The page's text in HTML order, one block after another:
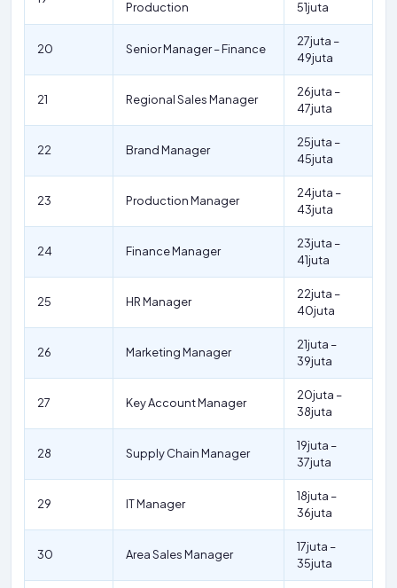
Production
51juta
20 Senior Manager – Finance
27juta –
49juta
21 Regional Sales Manager
26juta –
47juta
22 Brand Manager
25juta –
45juta
23 Production Manager
24juta –
43juta
24 Finance Manager
23juta –
41juta
25 HR Manager
22juta –
40juta
26 Marketing Manager
21juta –
39juta
27 Key Account Manager
20juta –
38juta
28 Supply Chain Manager
19juta –
37juta
29 IT Manager
18juta –
36juta
30 Area Sales Manager
17juta –
35juta